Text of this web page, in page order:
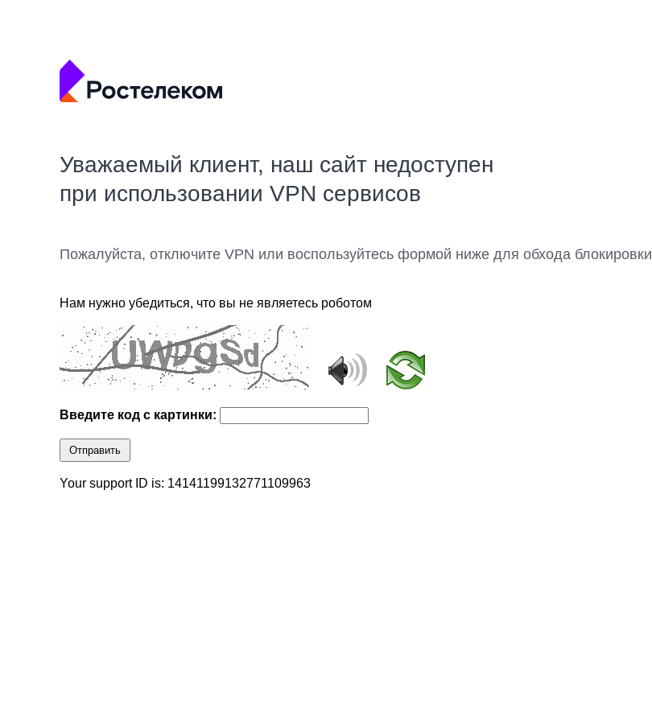
Уважаемый клиент, наш сайт недоступен
при использовании VPN сервисов
Пожалуйста, отключите VPN или воспользуйтесь формой ниже для обхода блокировки
Нам нужно убедиться, что вы не являетесь роботом
Введите код с картинки:
Отправить
Your support ID is: 14141199132771109963